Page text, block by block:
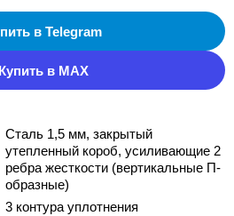
в Telegram
Купить в MAX
Сталь 1,5 мм, закрытый
утепленный короб, усиливающие 2
ребра жесткости (вертикальные П-
образные)
3 контура уплотнения